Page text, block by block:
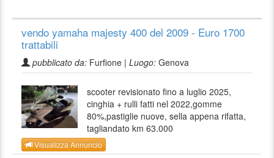
vendo yamaha majesty 400 del 2009 - Euro 1700
trattabili
pubblicato da: Furfione | Luogo: Genova
scooter revisionato fino a luglio 2025,
cinghia + rulli fatti nel 2022,gomme
80%,pastiglie nuove, sella appena rifatta,
tagliandato km 63.000
Visualizza Annuncio